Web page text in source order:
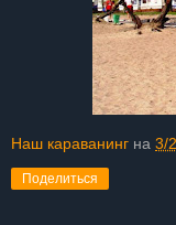
Наш караванинг на 3/
Поделиться